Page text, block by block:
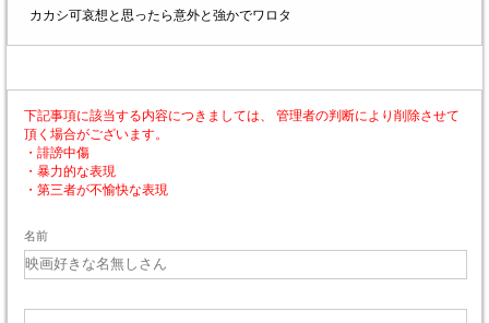
カカシ可哀想と思ったら意外と強かでワロタ
下記事項に該当する内容につきましては、 管理者の判断により削除させて
頂く場合がございます。
・誹謗中傷
・暴力的な表現
・第三者が不愉快な表現
名前